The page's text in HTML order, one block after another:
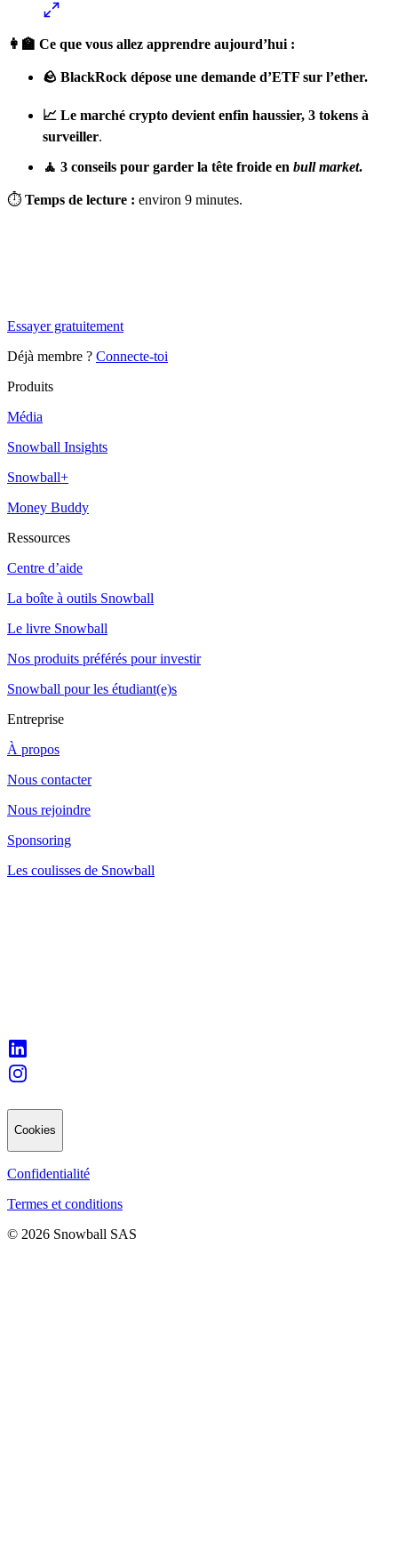
👩‍🏫 Ce que vous allez apprendre aujourd’hui :
🪨 BlackRock dépose une demande d’ETF sur l’ether.
📈 Le marché crypto devient enfin haussier, 3 tokens à
surveiller.
🧘 3 conseils pour garder la tête froide en bull market.
⏱ Temps de lecture : environ 9 minutes.
Essayer gratuitement
Déjà membre ? Connecte-toi
Produits
Média
Snowball Insights
Snowball+
Money Buddy
Ressources
Centre d’aide
La boîte à outils Snowball
Le livre Snowball
Nos produits préférés pour investir
Snowball pour les étudiant(e)s
Entreprise
À propos
Nous contacter
Nous rejoindre
Sponsoring
Les coulisses de Snowball
Cookies
Confidentialité
Termes et conditions
© 2026 Snowball SAS